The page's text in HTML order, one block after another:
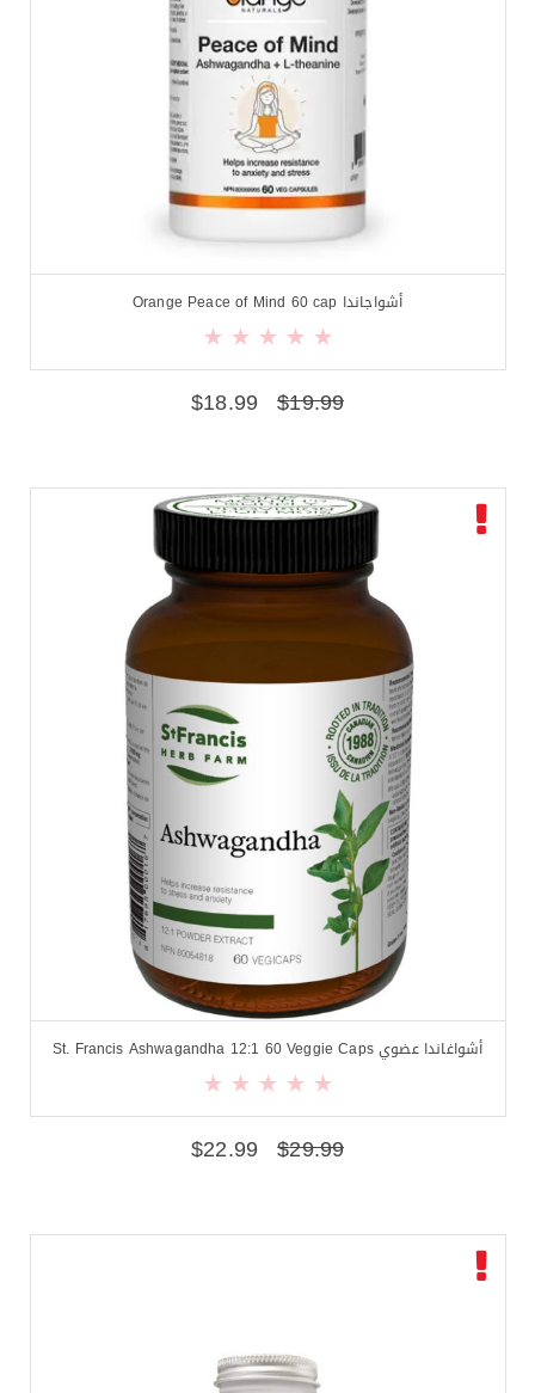
أشواجاندا Orange Peace of Mind 60 cap
$19.99
$18.99
أشواغاندا عضوي St. Francis Ashwagandha 12:1 60 Veggie Caps
$29.99
$22.99